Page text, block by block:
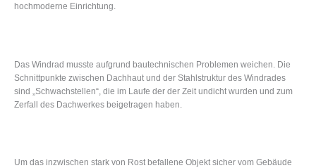
hochmoderne Einrichtung.
Das Windrad musste aufgrund bautechnischen Problemen weichen. Die
Schnittpunkte zwischen Dachhaut und der Stahlstruktur des Windrades
sind „Schwachstellen“, die im Laufe der der Zeit undicht wurden und zum
Zerfall des Dachwerkes beigetragen haben.
Um das inzwischen stark von Rost befallene Objekt sicher vom Gebäude